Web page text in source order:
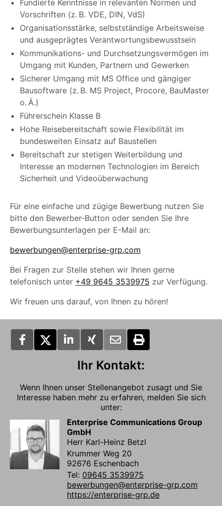
Fundierte Kenntnisse in relevanten Normen und
Vorschriften (z. B. VDE, DIN, VdS)
Organisationsstärke, selbstständige Arbeitsweise
und ausgeprägtes Verantwortungsbewusstsein
Kommunikations- und Durchsetzungsvermögen im
Umgang mit Kunden, Partnern und Gewerken
Sicherer Umgang mit MS Office und gängiger
Bausoftware (z. B. MS Project, Procore, BauMaster
o. Ä.)
Führerschein Klasse B
Hohe Reisebereitschaft sowie Flexibilität im
bundesweiten Einsatz auf Baustellen
Bereitschaft zur stetigen Weiterbildung und
Interesse an modernen Technologien im Bereich
Sicherheit und Videoüberwachung
Für eine einfache und zügige Bewerbung nutzen Sie
bitte den Bewerber-Button oder senden Sie Ihre
Bewerbungsunterlagen per E-Mail an:
bewerbungen@enterprise-grp.com
Bei Fragen zur Stelle stehen wir Ihnen gerne
telefonisch unter +49 9645 3539975 zur Verfügung.
Wir freuen uns darauf, von Ihnen zu hören!
Ihr Kontakt:
Wenn Ihnen unser Stellenangebot zusagt und Sie
Interesse haben mehr zu erfahren, melden Sie sich
unter:
Enterprise Communications Group
GmbH
Herr Karl-Heinz Betzl
Krummer Weg 20
92676 Eschenbach
Tel: 09645 3539975
bewerbungen@enterprise-grp.com
https://enterprise-grp.de